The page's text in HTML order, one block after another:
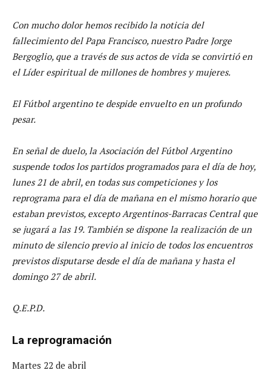
Con mucho dolor hemos recibido la noticia del
fallecimiento del Papa Francisco, nuestro Padre Jorge
Bergoglio, que a través de sus actos de vida se convirtió en
el Líder espiritual de millones de hombres y mujeres.
El Fútbol argentino te despide envuelto en un profundo
pesar.
En señal de duelo, la Asociación del Fútbol Argentino
suspende todos los partidos programados para el día de hoy,
lunes 21 de abril, en todas sus competiciones y los
reprograma para el día de mañana en el mismo horario que
estaban previstos, excepto Argentinos-Barracas Central que
se jugará a las 19. También se dispone la realización de un
minuto de silencio previo al inicio de todos los encuentros
previstos disputarse desde el día de mañana y hasta el
domingo 27 de abril.
Q.E.P.D.
La reprogramación
Martes 22 de abril